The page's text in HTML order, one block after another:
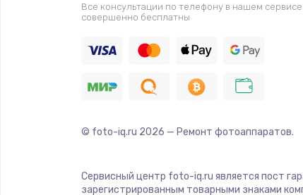
Все консультации по телефону в нашем сервисе
совершенно бесплатны
© foto-iq.ru 2026 — Ремонт фотоаппаратов.
Сервисный центр foto-iq.ru является пост
зарегистрированным товарными знаками